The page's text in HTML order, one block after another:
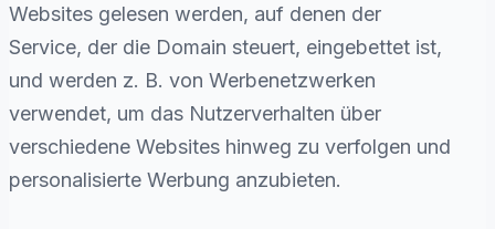
Websites gelesen werden, auf denen der
Service, der die Domain steuert, eingebettet ist,
und werden z. B. von Werbenetzwerken
verwendet, um das Nutzerverhalten über
verschiedene Websites hinweg zu verfolgen und
personalisierte Werbung anzubieten.